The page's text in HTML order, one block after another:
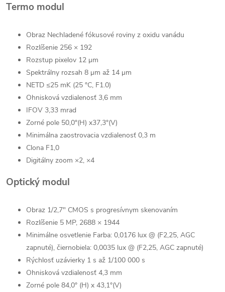
Termo modul
Obraz Nechladené fókusové roviny z oxidu vanádu
Rozlíšenie 256 × 192
Rozstup pixelov 12 μm
Spektrálny rozsah 8 μm až 14 μm
NETD ≤25 mK (25 °C, F1.0)
Ohnisková vzdialenosť 3,6 mm
IFOV 3,33 mrad
Zorné pole 50,0°(H) x37,3°(V)
Minimálna zaostrovacia vzdialenosť 0,3 m
Clona F1,0
Digitálny zoom ×2, ×4
Optický modul
Obraz 1/2,7" CMOS s progresívnym skenovaním
Rozlíšenie 5 MP, 2688 × 1944
Minimálne osvetlenie Farba: 0,0176 lux @ (F2,25, AGC
zapnuté), čiernobiela: 0,0035 lux @ (F2,25, AGC zapnuté)
Rýchlosť uzávierky 1 s až 1/100 000 s
Ohnisková vzdialenosť 4,3 mm
Zorné pole 84,0° (H) x 43,1°(V)